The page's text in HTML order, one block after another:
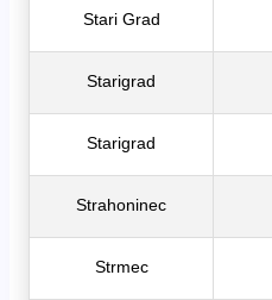
Stari Grad
Starigrad
Starigrad
Strahoninec
Strmec